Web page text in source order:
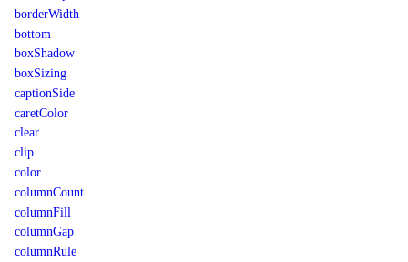
borderWidth
bottom
boxShadow
boxSizing
captionSide
caretColor
clear
clip
color
columnCount
columnFill
columnGap
columnRule